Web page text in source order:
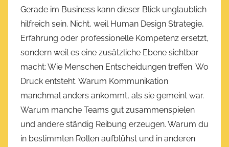
Gerade im Business kann dieser Blick unglaublich
hilfreich sein. Nicht, weil Human Design Strategie,
Erfahrung oder professionelle Kompetenz ersetzt,
sondern weil es eine zusätzliche Ebene sichtbar
macht: Wie Menschen Entscheidungen treffen. Wo
Druck entsteht. Warum Kommunikation
manchmal anders ankommt, als sie gemeint war.
Warum manche Teams gut zusammenspielen
und andere ständig Reibung erzeugen. Warum du
in bestimmten Rollen aufblühst und in anderen